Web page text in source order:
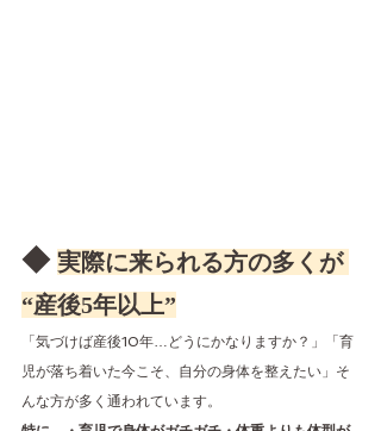
◆ 実際に来られる方の多くが
“産後5年以上”
「気づけば産後10年…どうにかなりますか？」「育
児が落ち着いた今こそ、自分の身体を整えたい」そ
んな方が多く通われています。